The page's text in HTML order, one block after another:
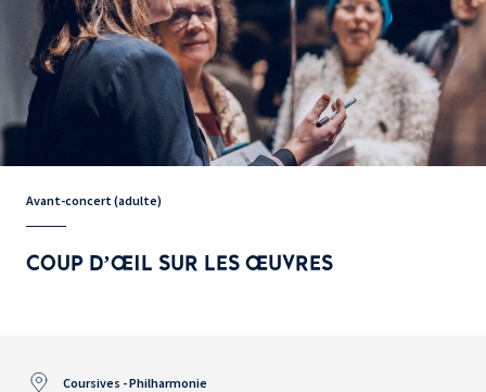
Avant-concert (adulte)
COUP D’ŒIL SUR LES ŒUVRES
Coursives - Philharmonie